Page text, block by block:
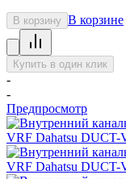
В корзину В корзине
Купить в один клик
-
-
Предпросмотр